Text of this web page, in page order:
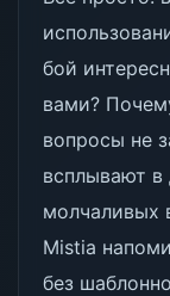
бой
вами?
вопросы не
всплывают в
молчаливых
Mistia
без